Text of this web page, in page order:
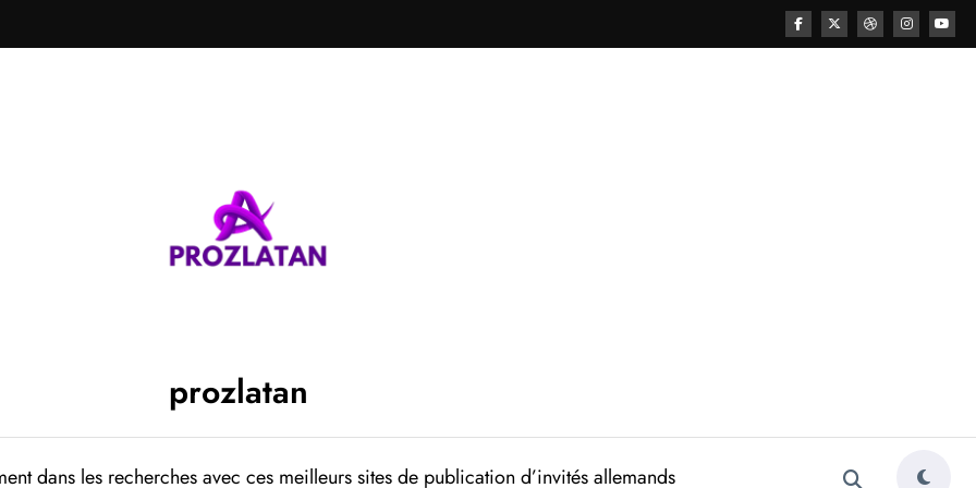
prozlatan
dans les recherches avec ces meilleurs sites de publication d’invités allemands